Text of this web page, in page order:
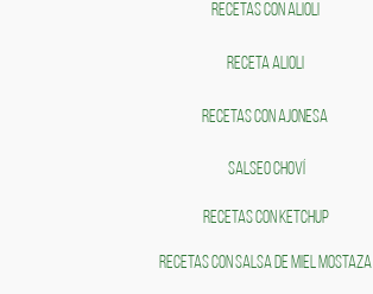
RECETAS CON ALIOLI
RECETA ALIOLI
RECETAS CON AJONESA
SALSEO CHOVÍ
RECETAS CON KETCHUP
RECETAS CON SALSA DE MIEL MOSTAZA